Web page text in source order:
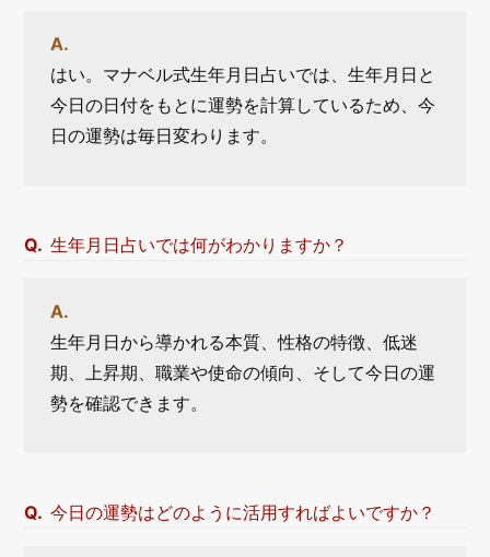
はい。マナベル式生年月日占いでは、生年月日と
今日の日付をもとに運勢を計算しているため、今
日の運勢は毎日変わります。
生年月日占いでは何がわかりますか？
生年月日から導かれる本質、性格の特徴、低迷
期、上昇期、職業や使命の傾向、そして今日の運
勢を確認できます。
今日の運勢はどのように活用すればよいですか？